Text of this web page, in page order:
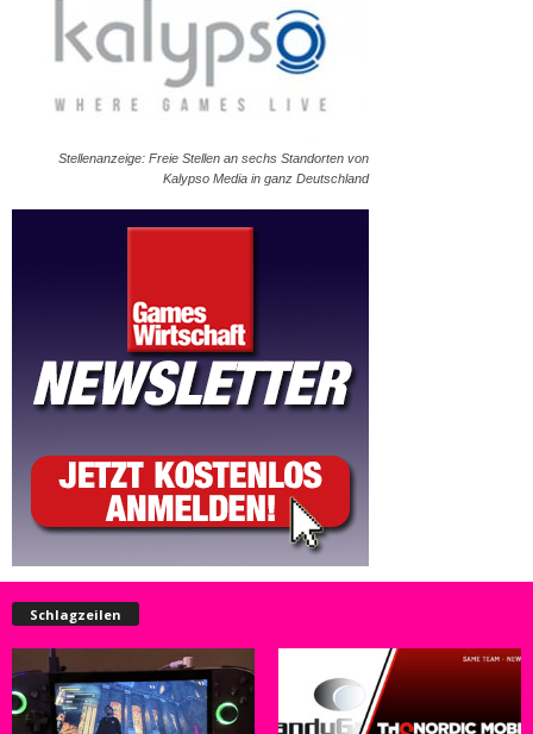
Stellenanzeige: Freie Stellen an sechs Standorten von
Kalypso Media in ganz Deutschland
Schlagzeilen